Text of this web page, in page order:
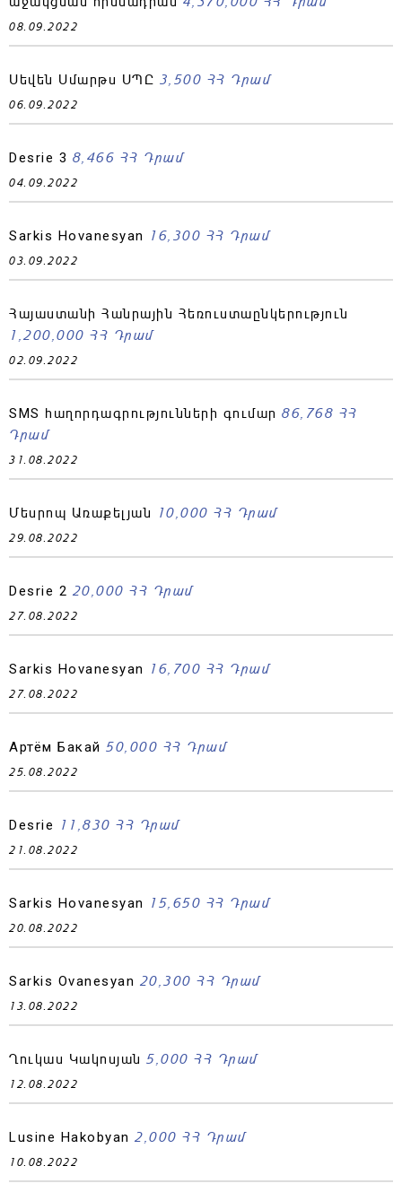
08.09.2022
Սեվեն Սմարթս ՍՊԸ 3,500 ՀՀ Դրամ
06.09.2022
Desrie 3 8,466 ՀՀ Դրամ
04.09.2022
Sarkis Hovanesyan 16,300 ՀՀ Դրամ
03.09.2022
Հայաստանի Հանրային Հեռուստաընկերություն
1,200,000 ՀՀ Դրամ
02.09.2022
SMS հաղորդագրությունների գումար 86,768 ՀՀ
Դրամ
31.08.2022
Մեսրոպ Առաքելյան 10,000 ՀՀ Դրամ
29.08.2022
Desrie 2 20,000 ՀՀ Դրամ
27.08.2022
Sarkis Hovanesyan 16,700 ՀՀ Դրամ
27.08.2022
Артём Бакай 50,000 ՀՀ Դրամ
25.08.2022
Desrie 11,830 ՀՀ Դրամ
21.08.2022
Sarkis Hovanesyan 15,650 ՀՀ Դրամ
20.08.2022
Sarkis Ovanesyan 20,300 ՀՀ Դրամ
13.08.2022
Ղուկաս Կակոսյան 5,000 ՀՀ Դրամ
12.08.2022
Lusine Hakobyan 2,000 ՀՀ Դրամ
10.08.2022